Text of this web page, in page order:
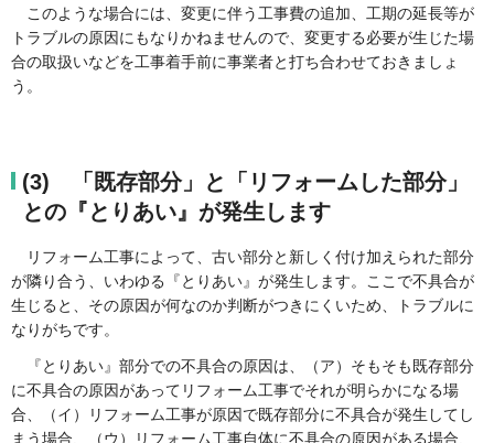
このような場合には、変更に伴う工事費の追加、工期の延長等が
トラブルの原因にもなりかねませんので、変更する必要が生じた場
合の取扱いなどを工事着手前に事業者と打ち合わせておきましょ
う。
(3) 「既存部分」と「リフォームした部分」
との『とりあい』が発生します
リフォーム工事によって、古い部分と新しく付け加えられた部分
が隣り合う、いわゆる『とりあい』が発生します。ここで不具合が
生じると、その原因が何なのか判断がつきにくいため、トラブルに
なりがちです。
『とりあい』部分での不具合の原因は、（ア）そもそも既存部分
に不具合の原因があってリフォーム工事でそれが明らかになる場
合、（イ）リフォーム工事が原因で既存部分に不具合が発生してし
まう場合、（ウ）リフォーム工事自体に不具合の原因がある場合、